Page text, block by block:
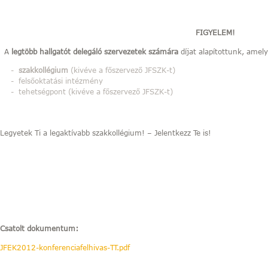
FIGYELEM!
A legtöbb hallgatót delegáló szervezetek számáradíjat alapítottunk,
szakkollégium (kivéve a főszervező JFSZK-t)
felsőoktatási intézmény
tehetségpont (kivéve a főszervező JFSZK-t)
Legyetek Ti a legaktívabb szakkollégium! – Jelentkezz Te is!
Csatolt dokumentum:
JFEK2012-konferenciafelhivas-TT.pdf